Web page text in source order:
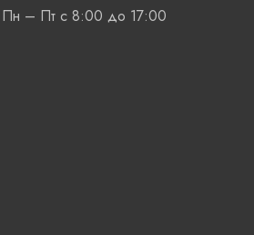
Пн – Пт с 8:00 до 17:00